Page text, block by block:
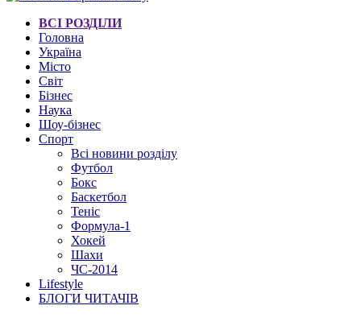
ВСІ РОЗДІЛИ
Головна
Україна
Місто
Світ
Бізнес
Наука
Шоу-бізнес
Спорт
Всі новини розділу
Футбол
Бокс
Баскетбол
Теніс
Формула-1
Хокей
Шахи
ЧС-2014
Lifestyle
БЛОГИ ЧИТАЧІВ